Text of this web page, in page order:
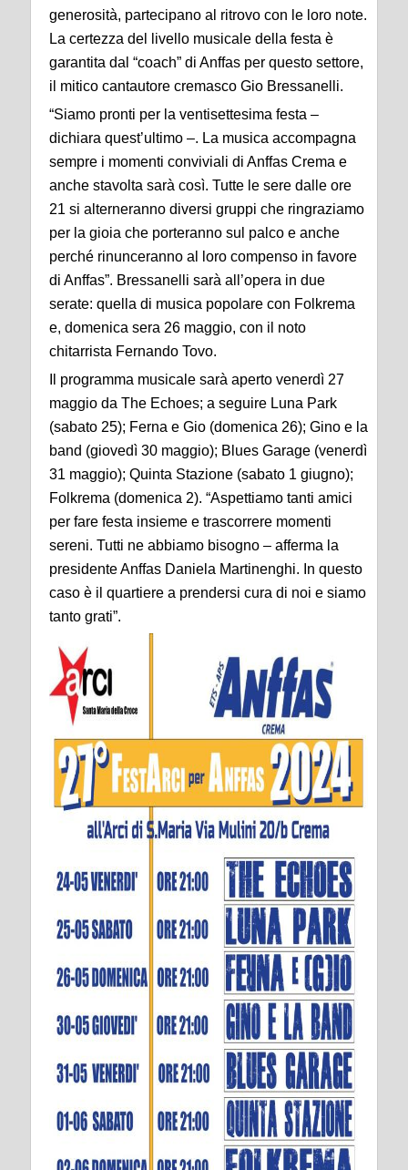
generosità, partecipano al ritrovo con le loro note.
La certezza del livello musicale della festa è
garantita dal “coach” di Anffas per questo settore,
il mitico cantautore cremasco Gio Bressanelli.
“Siamo pronti per la ventisettesima festa –
dichiara quest’ultimo –. La musica accompagna
sempre i momenti conviviali di Anffas Crema e
anche stavolta sarà così. Tutte le sere dalle ore
21 si alterneranno diversi gruppi che ringraziamo
per la gioia che porteranno sul palco e anche
perché rinunceranno al loro compenso in favore
di Anffas”. Bressanelli sarà all’opera in due
serate: quella di musica popolare con Folkrema
e, domenica sera 26 maggio, con il noto
chitarrista Fernando Tovo.
Il programma musicale sarà aperto venerdì 27
maggio da The Echoes; a seguire Luna Park
(sabato 25); Ferna e Gio (domenica 26); Gino e la
band (giovedì 30 maggio); Blues Garage (venerdì
31 maggio); Quinta Stazione (sabato 1 giugno);
Folkrema (domenica 2). “Aspettiamo tanti amici
per fare festa insieme e trascorrere momenti
sereni. Tutti ne abbiamo bisogno – afferma la
presidente Anffas Daniela Martinenghi. In questo
caso è il quartiere a prendersi cura di noi e siamo
tanto grati”.